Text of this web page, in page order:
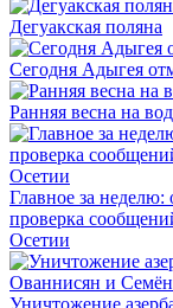
Дегуакская поляна
Сегодня Адыгея
Ранняя весна на
Главное за
проверка
Осетии
Уничтожение